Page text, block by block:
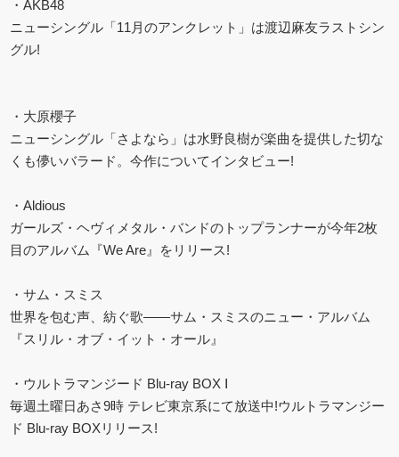
・AKB48
ニューシングル「11月のアンクレット」は渡辺麻友ラストシン
グル!
・大原櫻子
ニューシングル「さよなら」は水野良樹が楽曲を提供した切な
くも儚いバラード。今作についてインタビュー!
・Aldious
ガールズ・ヘヴィメタル・バンドのトップランナーが今年2枚
目のアルバム『We Are』をリリース!
・サム・スミス
世界を包む声、紡ぐ歌――サム・スミスのニュー・アルバム
『スリル・オブ・イット・オール』
・ウルトラマンジード Blu-ray BOX Ⅰ
毎週土曜日あさ9時 テレビ東京系にて放送中!ウルトラマンジー
ド Blu-ray BOXリリース!